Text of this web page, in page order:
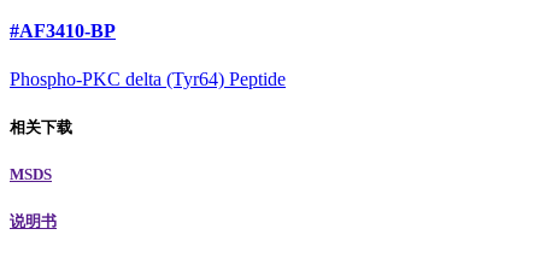
#AF3410-BP
Phospho-PKC delta (Tyr64) Peptide
相关下载
MSDS
说明书